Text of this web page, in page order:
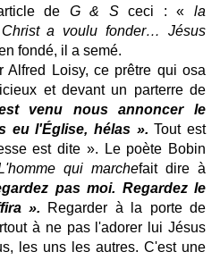
de G & Sceci : «la
a voulu fonder… Jésus
fondé, il a semé.
Alfred Loisy, ce prêtre qui osa
et devant un parterre de
venu nous annoncer le
eu l'Église, hélas ».Tout est
est dite ». Le poète Bobin
qui marchefait dire à
pas moi. Regardez le
». Regarder à la porte de
à ne pas l'adorer lui Jésus
les uns les autres. C'est une